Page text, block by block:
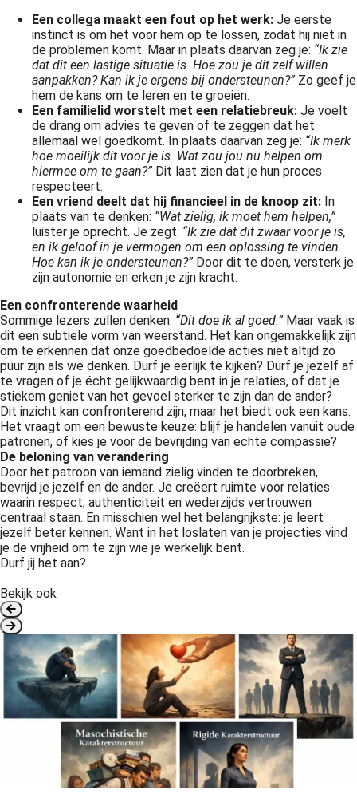
Een collega maakt een fout op het werk: Je eerste
instinct is om het voor hem op te lossen, zodat hij niet in
de problemen komt. Maar in plaats daarvan zeg je: “Ik zie
dat dit een lastige situatie is. Hoe zou je dit zelf willen
aanpakken? Kan ik je ergens bij ondersteunen?” Zo geef je
hem de kans om te leren en te groeien.
Een familielid worstelt met een relatiebreuk: Je voelt
de drang om advies te geven of te zeggen dat het
allemaal wel goedkomt. In plaats daarvan zeg je: “Ik merk
hoe moeilijk dit voor je is. Wat zou jou nu helpen om
hiermee om te gaan?” Dit laat zien dat je hun proces
respecteert.
Een vriend deelt dat hij financieel in de knoop zit: In
plaats van te denken: “Wat zielig, ik moet hem helpen,”
luister je oprecht. Je zegt: “Ik zie dat dit zwaar voor je is,
en ik geloof in je vermogen om een oplossing te vinden.
Hoe kan ik je ondersteunen?” Door dit te doen, versterk je
zijn autonomie en erken je zijn kracht.
Een confronterende waarheid
Sommige lezers zullen denken: “Dit doe ik al goed.” Maar vaak is
dit een subtiele vorm van weerstand. Het kan ongemakkelijk zijn
om te erkennen dat onze goedbedoelde acties niet altijd zo
puur zijn als we denken. Durf je eerlijk te kijken? Durf je jezelf af
te vragen of je écht gelijkwaardig bent in je relaties, of dat je
stiekem geniet van het gevoel sterker te zijn dan de ander?
Dit inzicht kan confronterend zijn, maar het biedt ook een kans.
Het vraagt om een bewuste keuze: blijf je handelen vanuit oude
patronen, of kies je voor de bevrijding van echte compassie?
De beloning van verandering
Door het patroon van iemand zielig vinden te doorbreken,
bevrijd je jezelf en de ander. Je creëert ruimte voor relaties
waarin respect, authenticiteit en wederzijds vertrouwen
centraal staan. En misschien wel het belangrijkste: je leert
jezelf beter kennen. Want in het loslaten van je projecties vind
je de vrijheid om te zijn wie je werkelijk bent.
Durf jij het aan?
Bekijk ook